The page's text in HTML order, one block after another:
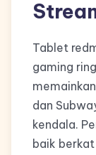
Tablet
gaming
dan
kendala.
baik